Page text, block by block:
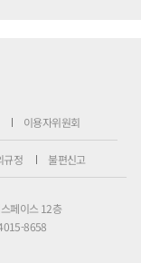
이용자위원회
규정 불편신고
페이스 12층
8658